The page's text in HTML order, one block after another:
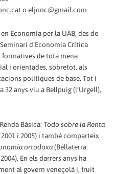
o eljonc@gmail.com
Economia per la UAB, des de
d’Economia Crítica
formatives de tota mena
i orientades, sobretot, als
polítiques de base. Tot i
32 anys viu a Bellpuig (l’Urgell),
Bàsica: Todo sobre la Renta
i 2005) i també comparteix
ortodoxa(Bellaterra:
En els darrers anys ha
al govern veneçolà i, fruit